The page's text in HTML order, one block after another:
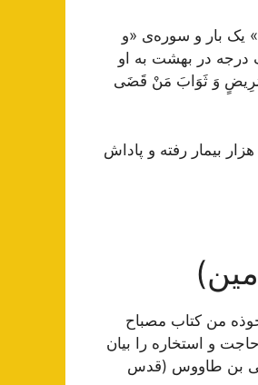
بار و سوره‌ى «و
درجه در بهشت به او
مَرِیضٍ وَ ثَوَابَ مَنْ قَضَى
بیمار رفته و پاداش
من کتاب مصباح
و استخاره را بیان
علی بن طاووس (قدس